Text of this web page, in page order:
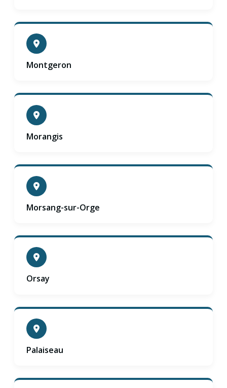
Montgeron
Morangis
Morsang-sur-Orge
Orsay
Palaiseau